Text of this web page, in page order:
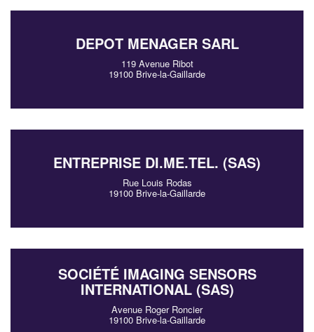
DEPOT MENAGER SARL
119 Avenue Ribot
19100 Brive-la-Gaillarde
ENTREPRISE DI.ME.TEL. (SAS)
Rue Louis Rodas
19100 Brive-la-Gaillarde
SOCIÉTÉ IMAGING SENSORS
INTERNATIONAL (SAS)
Avenue Roger Roncier
19100 Brive-la-Gaillarde